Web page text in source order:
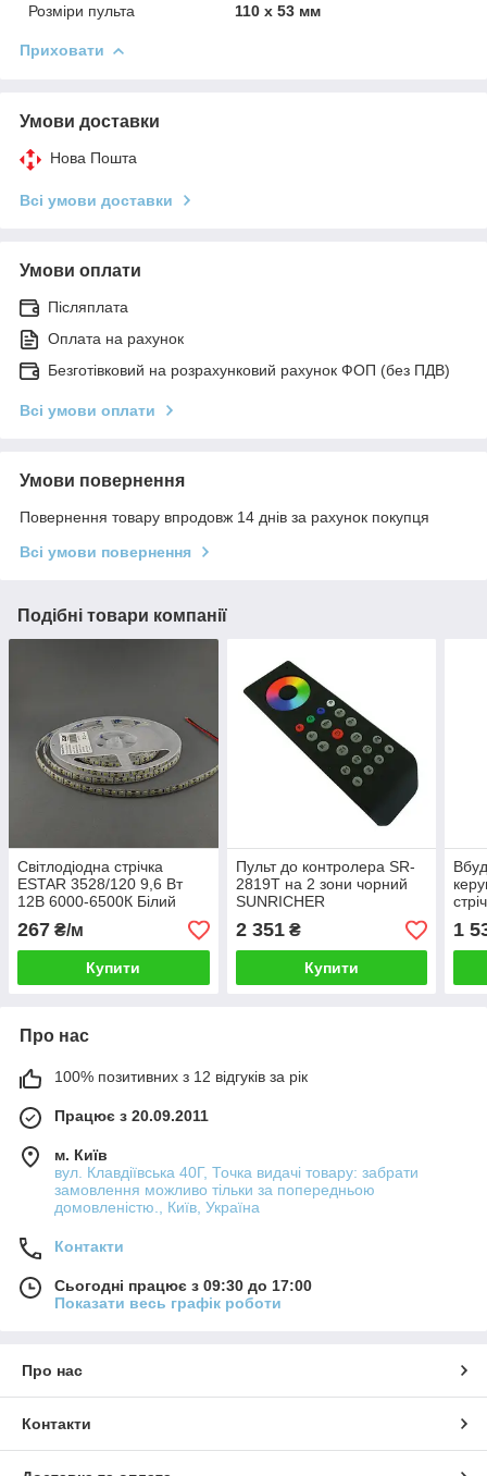
Розміри пульта
110 х 53 мм
Приховати
Умови доставки
Нова Пошта
Всі умови доставки
Умови оплати
Післяплата
Оплата на рахунок
Безготівковий на розрахунковий рахунок ФОП (без ПДВ)
Всі умови оплати
Умови повернення
Повернення товару впродовж 14 днів за рахунок покупця
Всі умови повернення
Подібні товари компанії
Світлодіодна стрічка
ESTAR 3528/120 9,6 Вт
12В 6000-6500К Білий
IP65 преміум
267 ₴/м
Купити
Пульт до контролера SR-
2819T на 2 зони чорний
SUNRICHER
2 351₴
Купити
SR-
1
Про нас
100% позитивних з 12 відгуків за рік
Працює з 20.09.2011
м. Київ
вул. Клавдіївська 40Г, Точка видачі товару: забрати
замовлення можливо тільки за попередньою
домовленістю., Київ, Україна
Контакти
Сьогодні працює з 09:30 до 17:00
Показати весь графік роботи
Про нас
Контакти